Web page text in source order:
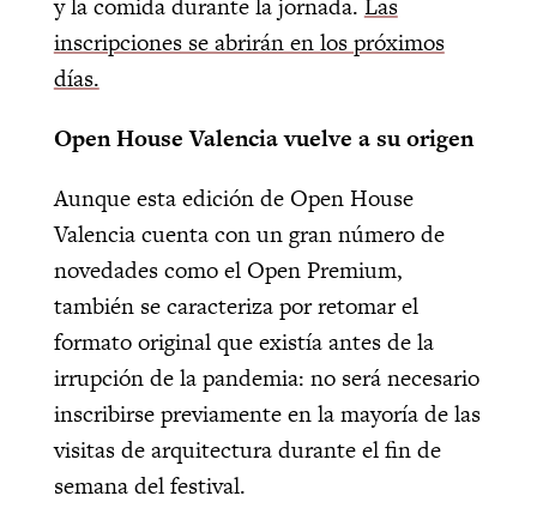
y la comida durante la jornada. Las
inscripciones se abrirán en los próximos
días.
Open House Valencia vuelve a su origen
Aunque esta edición de Open House
Valencia cuenta con un gran número de
novedades como el Open Premium,
también se caracteriza por retomar el
formato original que existía antes de la
irrupción de la pandemia: no será necesario
inscribirse previamente en la mayoría de las
visitas de arquitectura durante el fin de
semana del festival.